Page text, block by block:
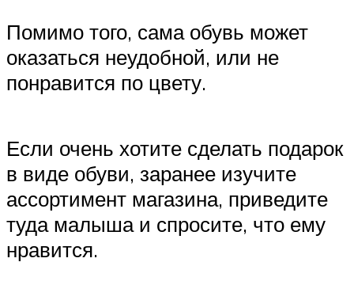
Помимо того, сама обувь может
оказаться неудобной, или не
понравится по цвету.
Если очень хотите сделать подарок
в виде обуви, заранее изучите
ассортимент магазина, приведите
туда малыша и спросите, что ему
нравится.